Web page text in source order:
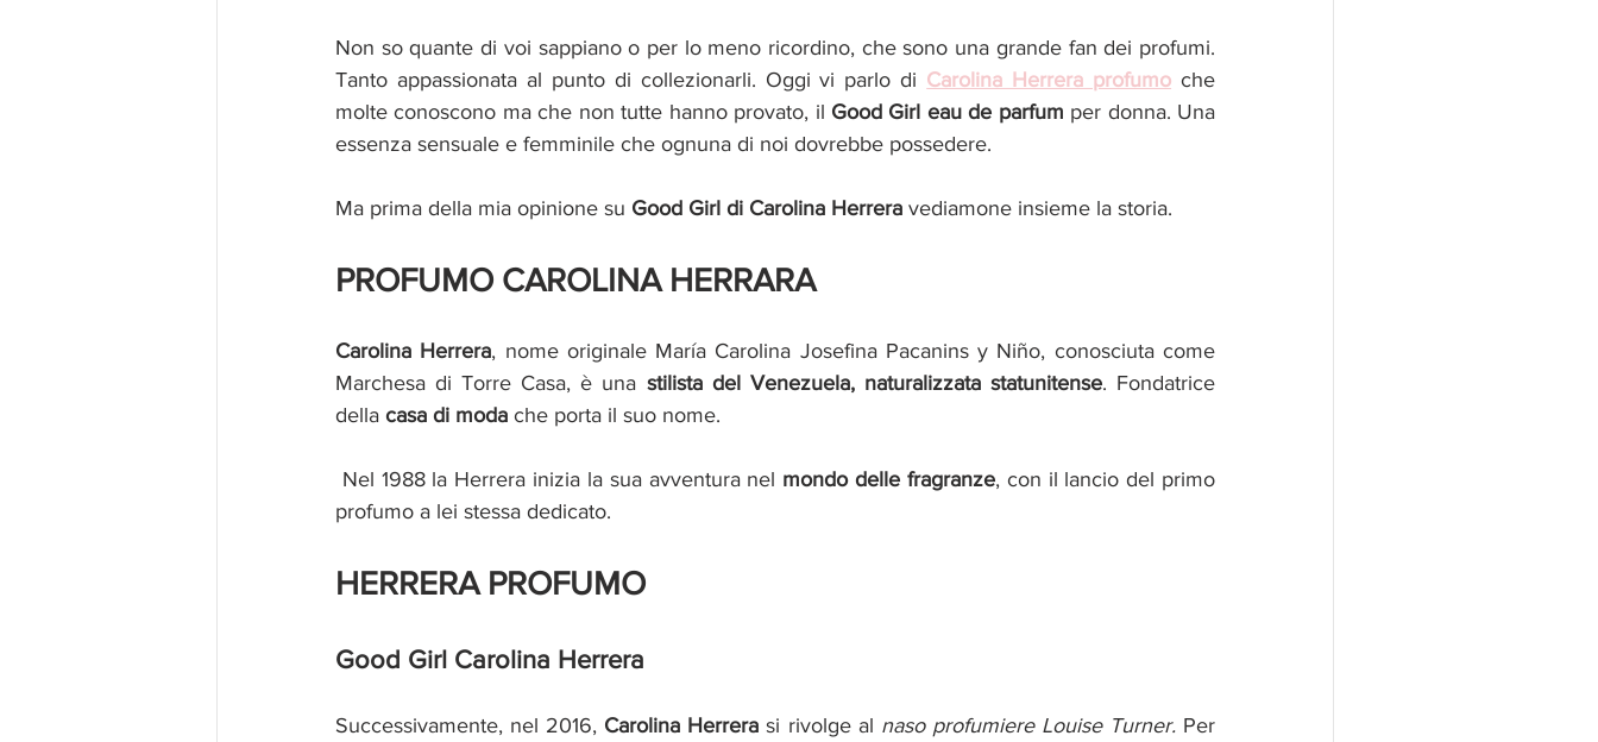
Non so quante di voi sappiano o per lo meno ricordino, che sono una grande fan dei profumi.
Tanto appassionata al punto di collezionarli. Oggi vi parlo di Carolina Herrera profumo che
molte conoscono ma che non tutte hanno provato, il Good Girl eau de parfum per donna. Una
essenza sensuale e femminile che ognuna di noi dovrebbe possedere.
Ma prima della mia opinione su Good Girl di Carolina Herrera vediamone insieme la storia.
PROFUMO CAROLINA HERRARA
Carolina Herrera, nome originale María Carolina Josefina Pacanins y Niño, conosciuta come
Marchesa di Torre Casa, è una stilista del Venezuela, naturalizzata statunitense. Fondatrice
della casa di moda che porta il suo nome.
Nel 1988 la Herrera inizia la sua avventura nel mondo delle fragranze, con il lancio del primo
profumo a lei stessa dedicato.
HERRERA PROFUMO
Good Girl Carolina Herrera
Successivamente, nel 2016, Carolina Herrera si rivolge al naso profumiere Louise Turner. Per